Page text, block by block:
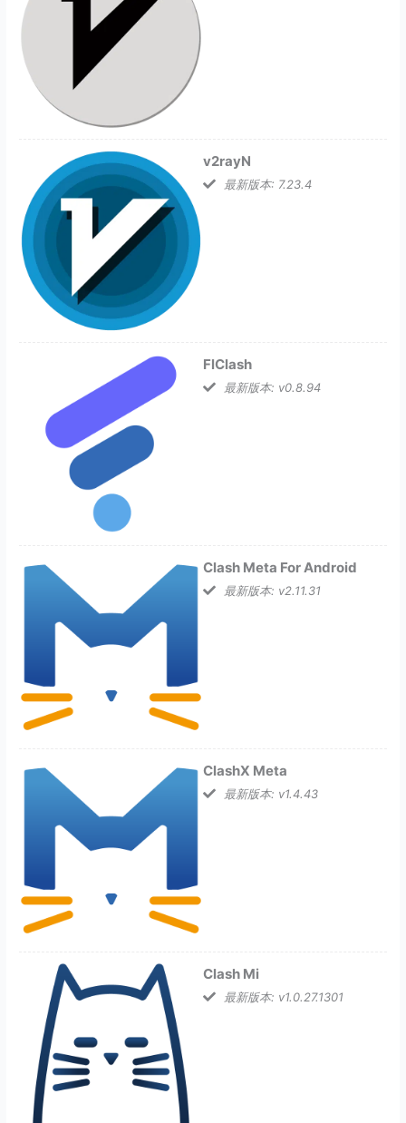
v2rayN
最新版本: 7.23.4
FlClash
最新版本: v0.8.94
Clash Meta For Android
最新版本: v2.11.31
ClashX Meta
最新版本: v1.4.43
Clash Mi
最新版本: v1.0.27.1301